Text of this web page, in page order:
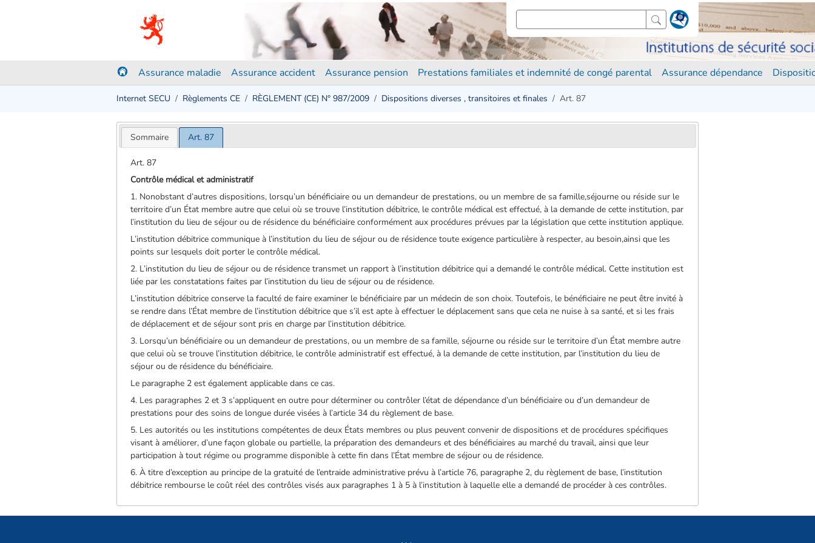
Assurance maladie Assurance accident Assurance pension Prestations familiales et indemnité de congé parental Assurance dépendance
Internet SECU Règlements CE RÈGLEMENT (CE) N° 987/2009 Dispositions diverses , transitoires et finales Art. 87
Sommaire Art. 87
Art. 87
Contrôle médical et administratif
1. Nonobstant d’autres dispositions, lorsqu’un bénéficiaire ou un demandeur de prestations, ou un membre de sa famille,séjourne ou réside sur le
territoire d’un État membre autre que celui où se trouve l’institution débitrice, le contrôle médical est effectué, à la demande de cette institution, par
l’institution du lieu de séjour ou de résidence du bénéficiaire conformément aux procédures prévues par la législation que cette institution applique.
L’institution débitrice communique à l’institution du lieu de séjour ou de résidence toute exigence particulière à respecter, au besoin,ainsi que les
points sur lesquels doit porter le contrôle médical.
2. L’institution du lieu de séjour ou de résidence transmet un rapport à l’institution débitrice qui a demandé le contrôle médical. Cette institution est
liée par les constatations faites par l’institution du lieu de séjour ou de résidence.
L’institution débitrice conserve la faculté de faire examiner le bénéficiaire par un médecin de son choix. Toutefois, le bénéficiaire ne peut être invité à
se rendre dans l’État membre de l’institution débitrice que s’il est apte à effectuer le déplacement sans que cela ne nuise à sa santé, et si les frais
de déplacement et de séjour sont pris en charge par l’institution débitrice.
3. Lorsqu’un bénéficiaire ou un demandeur de prestations, ou un membre de sa famille, séjourne ou réside sur le territoire d’un État membre autre
que celui où se trouve l’institution débitrice, le contrôle administratif est effectué, à la demande de cette institution, par l’institution du lieu de
séjour ou de résidence du bénéficiaire.
Le paragraphe 2 est également applicable dans ce cas.
4. Les paragraphes 2 et 3 s’appliquent en outre pour déterminer ou contrôler l’état de dépendance d’un bénéficiaire ou d’un demandeur de
prestations pour des soins de longue durée visées à l’article 34 du règlement de base.
5. Les autorités ou les institutions compétentes de deux États membres ou plus peuvent convenir de dispositions et de procédures spécifiques
visant à améliorer, d’une façon globale ou partielle, la préparation des demandeurs et des bénéficiaires au marché du travail, ainsi que leur
participation à tout régime ou programme disponible à cette fin dans l’État membre de séjour ou de résidence.
6. À titre d’exception au principe de la gratuité de l’entraide administrative prévu à l’article 76, paragraphe 2, du règlement de base, l’institution
débitrice rembourse le coût réel des contrôles visés aux paragraphes 1 à 5 à l’institution à laquelle elle a demandé de procéder à ces contrôles.